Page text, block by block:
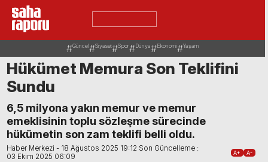
Güncel Siyaset Spor Dünya Ekonomi Yaşam
Hükümet Memura Son Teklifini
Sundu
6,5 milyona yakın memur ve memur
emeklisinin toplu sözleşme sürecinde
hükümetin son zam teklifi belli oldu.
Haber Merkezi - 18 Ağustos 2025 19:12 Son Güncelleme :
03 Ekim 2025 06:09
A+ A-